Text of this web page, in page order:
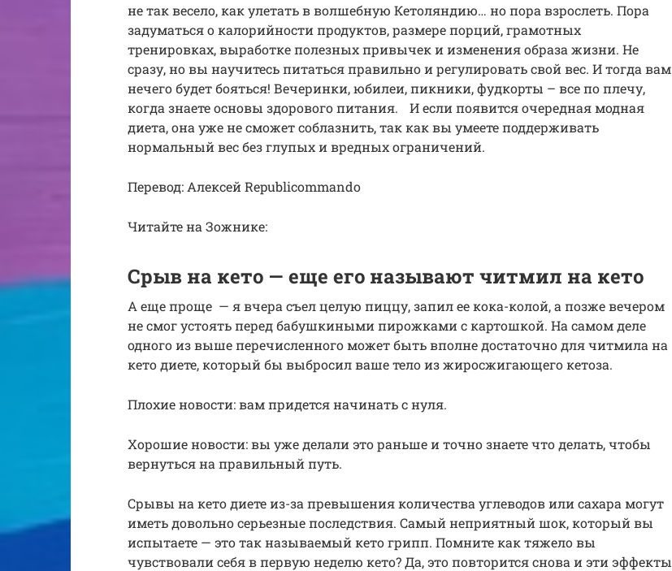
не так весело, как улетать в волшебную Кетоляндию… но пора взрослеть. Пора
задуматься о калорийности продуктов, размере порций, грамотных
тренировках, выработке полезных привычек и изменения образа жизни. Не
сразу, но вы научитесь питаться правильно и регулировать свой вес. И тогда вам
нечего будет бояться! Вечеринки, юбилеи, пикники, фудкорты – все по плечу,
когда знаете основы здорового питания. И если появится очередная модная
диета, она уже не сможет соблазнить, так как вы умеете поддерживать
нормальный вес без глупых и вредных ограничений.
Перевод: Алексей Republicommando
Читайте на Зожнике:
Срыв на кето — еще его называют читмил на кето
А еще проще — я вчера съел целую пиццу, запил ее кока-колой, а позже вечером
не смог устоять перед бабушкиными пирожками с картошкой. На самом деле
одного из выше перечисленного может быть вполне достаточно для читмила на
кето диете, который бы выбросил ваше тело из жиросжигающего кетоза.
Плохие новости: вам придется начинать с нуля.
Хорошие новости: вы уже делали это раньше и точно знаете что делать, чтобы
вернуться на правильный путь.
Срывы на кето диете из-за превышения количества углеводов или сахара могут
иметь довольно серьезные последствия. Самый неприятный шок, который вы
испытаете — это так называемый кето грипп. Помните как тяжело вы
чувствовали себя в первую неделю кето? Да, это повторится снова и эти эффекты